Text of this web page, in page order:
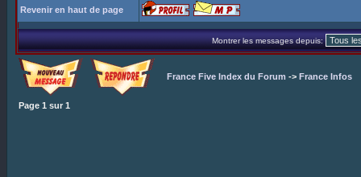
Revenir en haut de page
Montrer les messages depuis:
France Five Index du Forum -> France Infos
Page 1 sur 1